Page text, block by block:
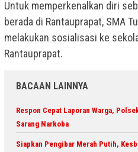
Untuk memperkenalkan diri
berada di Rantauprapat, SMA
melakukan sosialisasi ke
Rantauprapat.
BACAAN LAINNYA
Respon Cepat Laporan Warga,
Sarang Narkoba
Siapkan Pengibar Merah Putih,